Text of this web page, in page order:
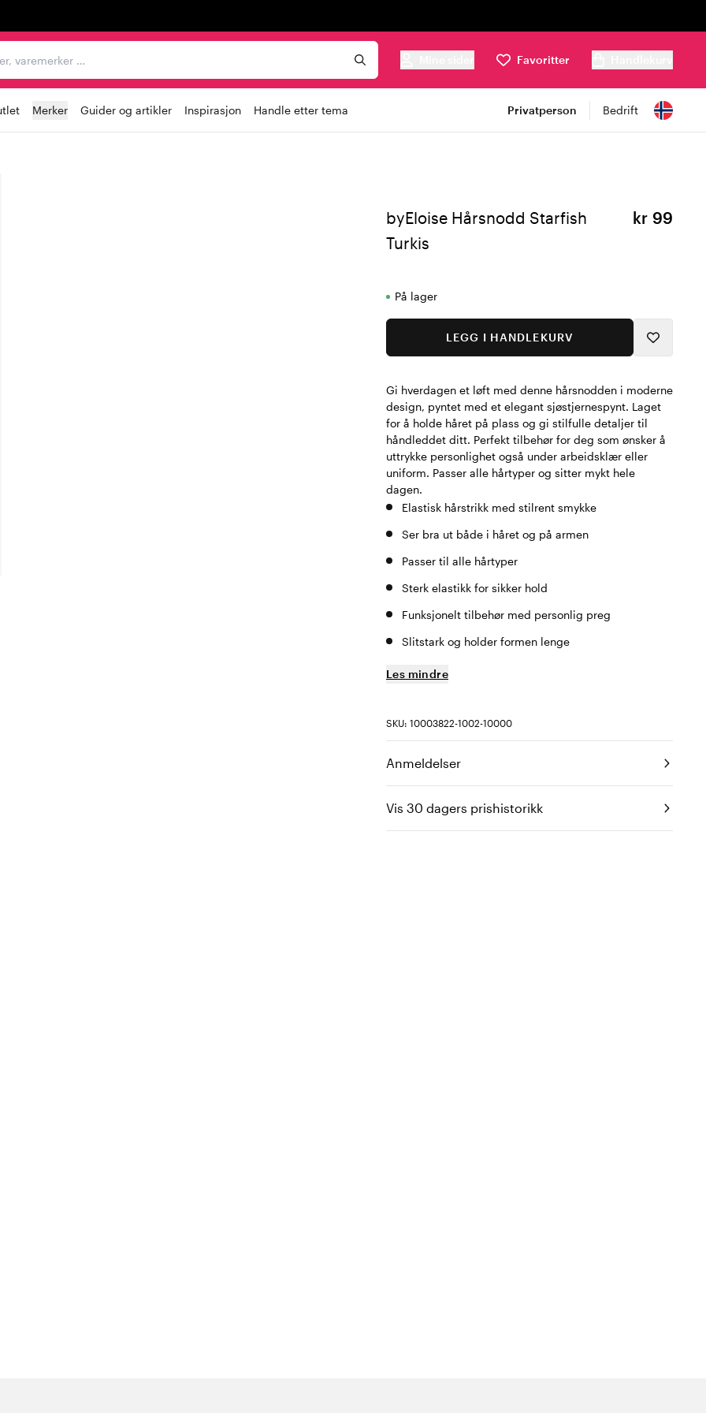
varemerker …
Favoritter
Merker Guider og artikler Inspirasjon Handle etter tema Privatperson Bedrift
byEloise Hårsnodd Starfish
Turkis
kr 99
På lager
LEGG I HANDLEKURV
Gi hverdagen et løft med denne hårsnodden i moderne
design, pyntet med et elegant sjøstjernespynt. Laget
for å holde håret på plass og gi stilfulle detaljer til
håndleddet ditt. Perfekt tilbehør for deg som ønsker å
uttrykke personlighet også under arbeidsklær eller
uniform. Passer alle hårtyper og sitter mykt hele
dagen.
Elastisk hårstrikk med stilrent smykke
Ser bra ut både i håret og på armen
Passer til alle hårtyper
Sterk elastikk for sikker hold
Funksjonelt tilbehør med personlig preg
Slitstark og holder formen lenge
Les mindre
SKU: 10003822-1002-10000
Anmeldelser
Vis 30 dagers prishistorikk